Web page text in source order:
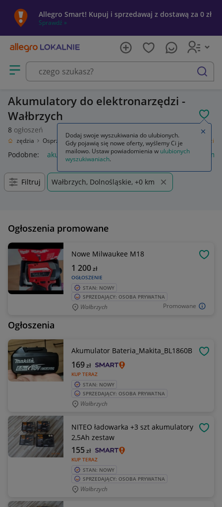
Allegro Smart! Kupuj i sprzedawaj z dostawą za 0 zł
Sprawdź »
Otwórz menu z kategoriami
szukaj
Akumulatory do elektronarzędzi -
Wałbrzych
8 ogłoszeń
Narzędzia Osprzęt do elektronarzędzi Akumulatory do elektronarzędzi
Podobne: akumulator do elektronarzędzi regeneracja
Filtruj Wałbrzych, Dolnośląskie, +0 km
Ogłoszenia promowane
Promowane
Nowe Milwaukee M18
OGŁOSZENIE
1 200zł
STAN: NOWY
SPRZEDAJĄCY: OSOBA PRYWATNA
Wałbrzych
Ogłoszenia
Akumulator Bateria_Makita_BL1860B
KUP TERAZ
169zł
STAN: NOWY
SPRZEDAJĄCY: OSOBA PRYWATNA
Wałbrzych
NITEO ładowarka +3 szt akumulatory
2,5Ah zestaw
KUP TERAZ
155zł
STAN: NOWY
SPRZEDAJĄCY: OSOBA PRYWATNA
Wałbrzych
Dodaj swoje wyszukiwania do ulubionych.
Gdy pojawią się nowe oferty, wyślemy Ci je
mailowo. Ustaw powiadomienia w ulubionych
wyszukiwaniach.